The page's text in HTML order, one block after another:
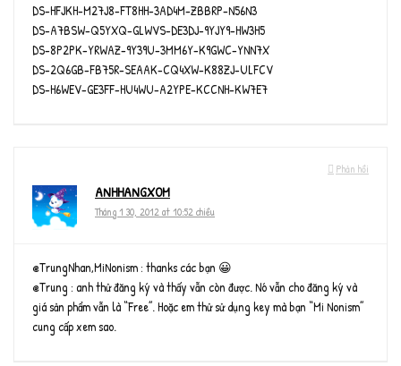
DS-HFJKH-M27J8-FT8HH-3AD4M-ZBBRP-N56N3
DS-A7BSW-Q5YXQ-GLWVS-DE3DJ-9YJY9-HW3H5
DS-8P2PK-YRWAZ-9Y39U-3MM6Y-K9GWC-YNN7X
DS-2Q6GB-FB75R-SEAAK-CQ4XW-K88ZJ-ULFCV
DS-H6WEV-GE3FF-HU4WU-A2YPE-KCCNH-KW7E7
Phản hồi
ANHHANGXOM
Tháng 1 30, 2012 at 10:52 chiều
@TrungNhan,MiNonism : thanks các bạn 😀
@Trung : anh thử đăng ký và thấy vẫn còn được. Nó vẫn cho đăng ký và
giá sản phẩm vẫn là “Free”. Hoặc em thử sử dụng key mà bạn “Mi Nonism”
cung cấp xem sao.